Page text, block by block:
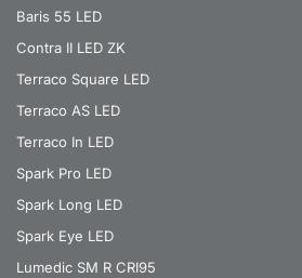
Baris 55 LED
Contra II LED ZK
Terraco Square LED
Terraco AS LED
Terraco In LED
Spark Pro LED
Spark Long LED
Spark Eye LED
Lumedic SM R CRI95